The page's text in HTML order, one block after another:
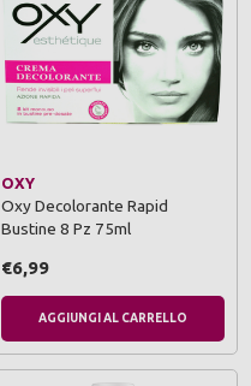
OXY
Oxy Decolorante Rapid
Bustine 8 Pz 75ml
€6,99
AGGIUNGI AL CARRELLO